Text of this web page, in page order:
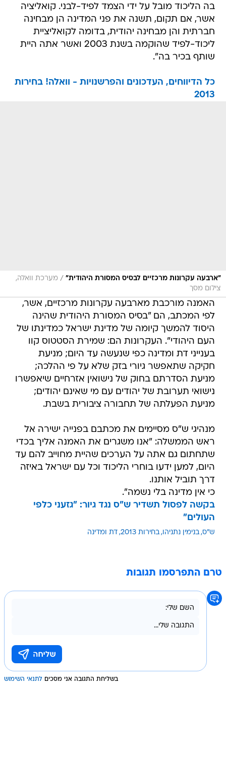
בה הליכוד מובל על ידי הצמד לפיד-לבני. קואליציה
אשר, אם תקום, תשנה את פני המדינה הן מבחינה
חברתית והן מבחינה יהודית, בדומה לקואליציית
ליכוד-לפיד שהוקמה בשנת 2003 ואשר אתה היית
שותף בכיר בה".
כל הדיווחים, העדכונים והפרשנויות - וואלה! בחירות
2013
"ארבעה עקרונות מרכזיים לבסיס המסורת היהודית" / מערכת וואלה,
צילום מסך
האמנה מורכבת מארבעה עקרונות מרכזיים, אשר,
לפי המכתב, הם "בסיס המסורת היהודית שהינה
היסוד להמשך קיומה של מדינת ישראל כמדינתו של
העם היהודי". העקרונות הם: שמירת הסטטוס קוו
בענייני דת ומדינה כפי שנעשה עד היום; מניעת
חקיקה שתאפשר גיורי בזק שלא על פי ההלכה;
מניעת הסדרתם בחוק של נישואין אזרחיים שיאפשרו
נישואי תערובת של יהודים עם מי שאינם יהודים;
מניעת הפעלתה של תחבורה ציבורית בשבת.
מנהיגי ש"ס מסיימים את מכתבם בפנייה ישירה אל
ראש הממשלה: "אנו משגרים את האמנה אליך בכדי
שתחתום גם אתה על הערכים שהיית מחוייב להם עד
היום, למען ידעו בוחרי הליכוד וכל עם ישראל באיזה
דרך תוביל אותנו.
כי אין מדינה בלי נשמה".
בקשה לפסול תשדיר ש"ס נגד גיור: "גזעני כלפי
העולים"
ש"ס בנימין נתניהו בחירות 2013 דת ומדינה
טרם התפרסמו תגובות
בשליחת התגובה אני מסכים לתנאי השימוש